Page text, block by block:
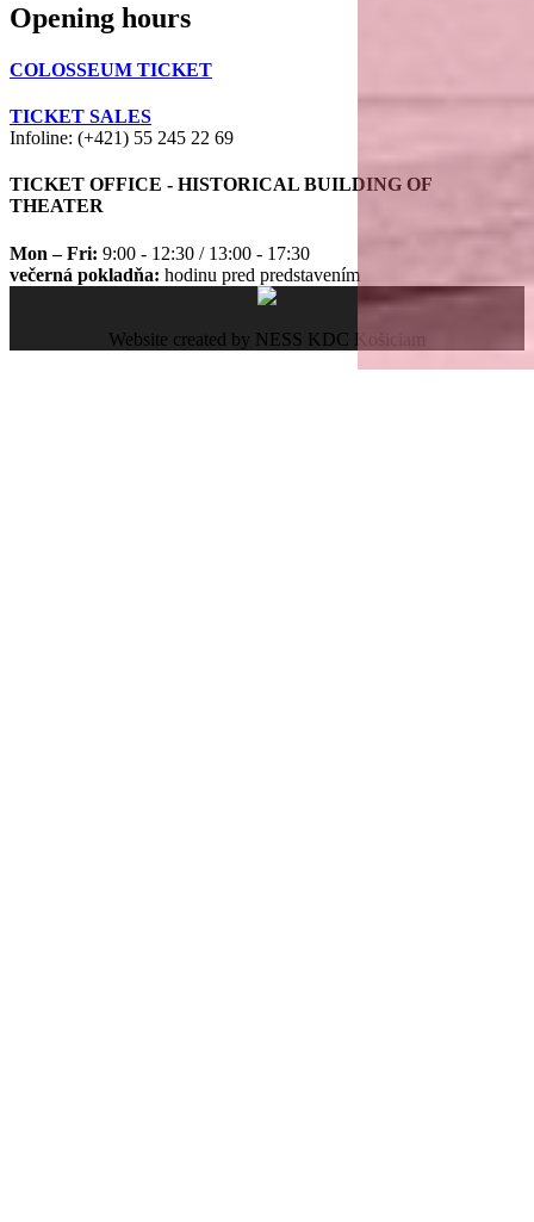
Opening hours
COLOSSEUM TICKET
TICKET SALES
Infoline: (+421) 55 245 22 69
TICKET OFFICE - HISTORICAL BUILDING OF
THEATER
Mon – Fri: 9:00 - 12:30 / 13:00 - 17:30
večerná pokladňa: hodinu pred predstavením
Website created by NESS KDC Košiciam